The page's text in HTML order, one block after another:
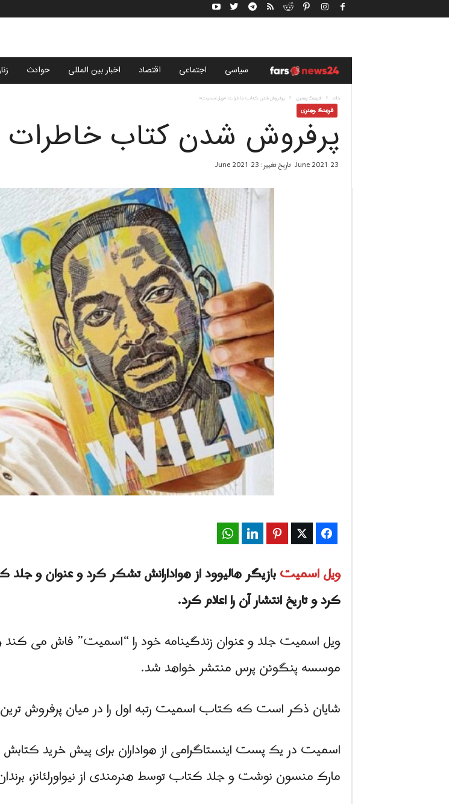
ب
گ
ا
ف
ا
ر
س
ن
ی
و
2
4
سياسى اجتماعی اقتصاد اخبار بین المللی حوادث
خانه فرهنگ وهنری پرفروش شدن کتاب خاطرات «ویل اسمیت»
فرهنگ وهنری
پرفروش شدن کتاب
23 June 2021 تاریخ تغییر: 23 June 2021
Facebook
Twitter
Pinterest
LinkedIn
ویل اسمیتبازیگر هالیوود از هوادارانش تشکر کرد و عنوان و
کرد و تاریخ انتشار آن را اعلام کرد.
موسسه پنگوئن پرس منتشر خواهد شد.
شایان ذکر است که کتاب اسمیت رتبه اول را در میان پرفروش
اسمیت در یک پست اینستاگرامی از هواداران برای پیش خرید
مارک منسون نوشت و جلد کتاب توسط هنرمندی از نیواورلئانز،